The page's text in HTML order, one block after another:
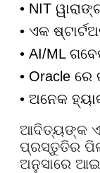
• NIT
• ଏକ
• AI/ML
• Oracle
• ଅନେକ
ଆଦିତ୍ୟଙ୍କ
ପ୍ରସ୍ତୁତିର
ଅନୁସାରେ